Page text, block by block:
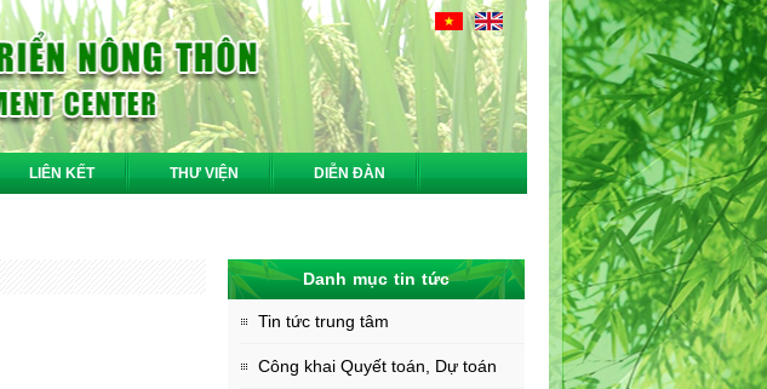
LIÊN KẾT THƯ VIỆN DIỄN ĐÀN
Danh mục tin tức
Tin tức trung tâm
Công khai Quyết toán, Dự toán